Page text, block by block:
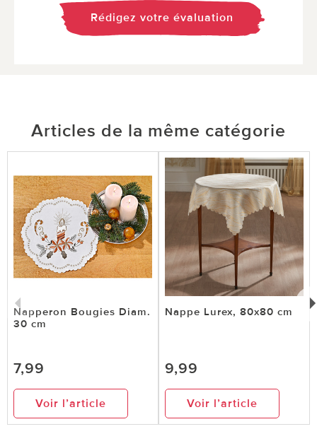
Rédigez votre évaluation
Articles de la même catégorie
Napperon Bougies Diam.
30 cm
7,99
Voir l’article
Nappe Lurex, 80x80 cm
9,99
Voir l’article